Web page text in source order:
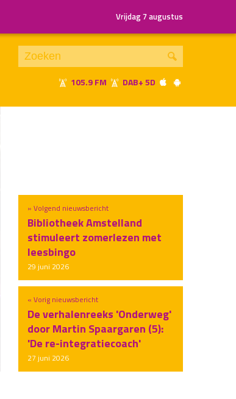
Vrijdag 7 augustus
105.9 FM DAB+ 5D
« Vorig nieuwsbericht
De verhalenreeks 'Onderweg'
door Martin Spaargaren (5):
'De re-integratiecoach'
27 juni 2026
» Volgend nieuwsbericht
Bibliotheek Amstelland
stimuleert zomerlezen met
leesbingo
29 juni 2026